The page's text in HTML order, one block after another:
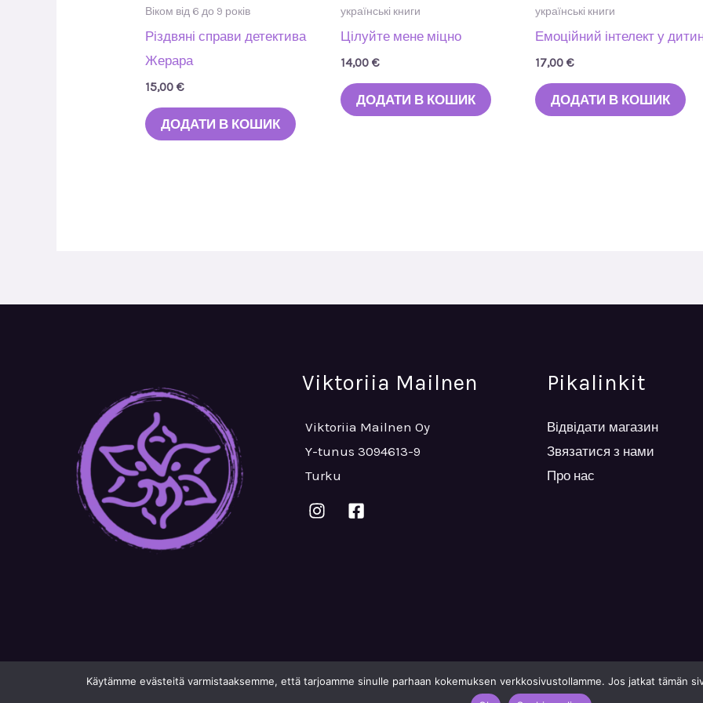
Віком від 6 до 9 років
Різдвяні справи детектива
Жерара
15,00€
ДОДАТИ В КОШИК
українські книги
Цілуйте мене міцно
14,00 €
ДОДАТИ В КОШИК
українські книги
Емоційний інтелект у
17,00 €
ДОДАТИ В КОШИК
Viktoriia Mailnen
Viktoriia Mailnen Oy
Y-tunus 3094613-9
Turku
Pikalinkit
Відвідати магазин
Звязатися з нами
Про нас
Käytämme evästeitä varmistaaksemme, että tarjoamme sinulle parhaan kokemuksen verkkosivustollamme. Jos jatkat tämän